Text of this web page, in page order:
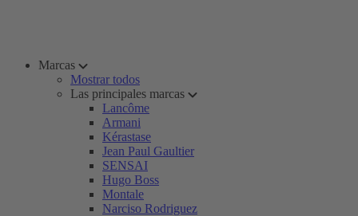
Marcas
Mostrar todos
Las principales marcas
Lancôme
Armani
Kérastase
Jean Paul Gaultier
SENSAI
Hugo Boss
Montale
Narciso Rodriguez